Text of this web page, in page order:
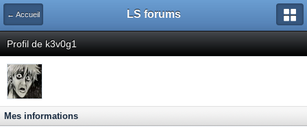
← Accueil LS forums
Profil de k3v0g1
Mes informations